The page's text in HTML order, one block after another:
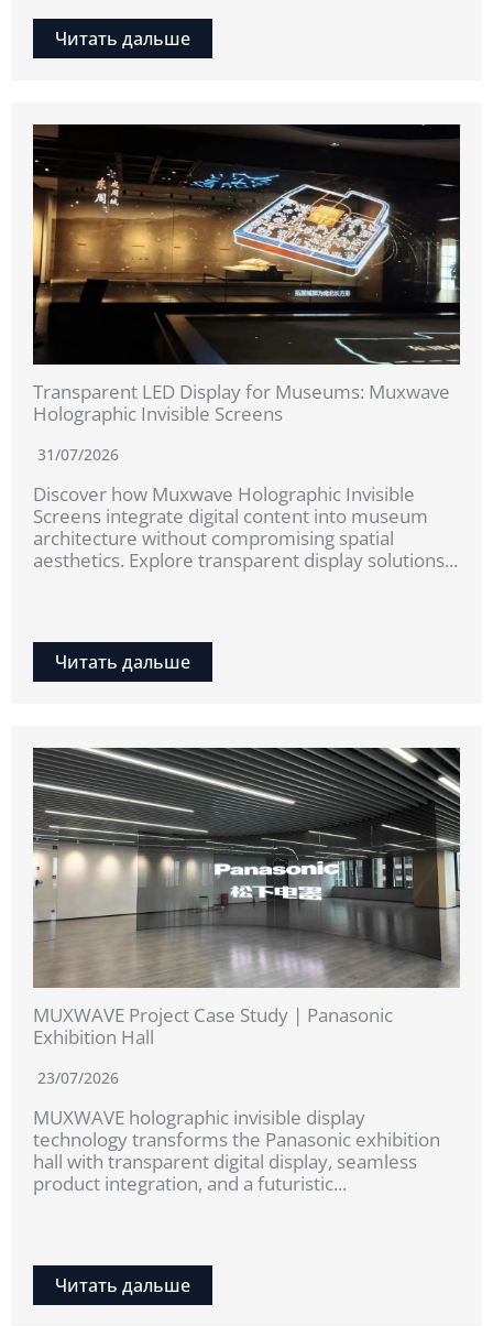
Читать дальше
Transparent LED Display for Museums: Muxwave
Holographic Invisible Screens
31/07/2026
Discover how Muxwave Holographic Invisible
Screens integrate digital content into museum
architecture without compromising spatial
aesthetics. Explore transparent display solutions...
Читать дальше
MUXWAVE Project Case Study | Panasonic
Exhibition Hall
23/07/2026
MUXWAVE holographic invisible display
technology transforms the Panasonic exhibition
hall with transparent digital display, seamless
product integration, and a futuristic...
Читать дальше